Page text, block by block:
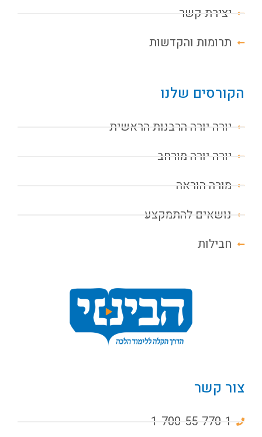
יצירת קשר
תרומות והקדשות
הקורסים שלנו
יורה יורה הרבנות הראשית
יורה יורה מורחב
מורה הוראה
נושאים להתמקצע
חבילות
צור קשר
1-700-55-770-1